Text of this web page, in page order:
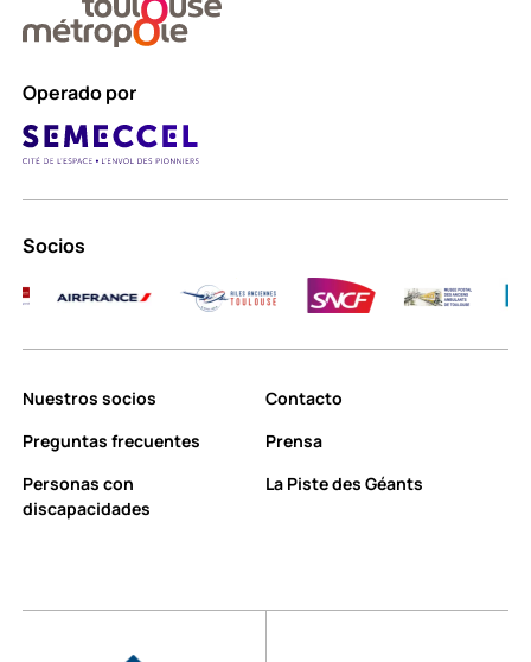
Operado por
Socios
Nuestros socios
Contacto
Preguntas frecuentes
Prensa
Personas con
discapacidades
La Piste des Géants